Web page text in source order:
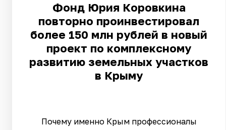
Фонд Юрия Коровкина
повторно проинвестировал
более 150 млн рублей в новый
проект по комплексному
развитию земельных участков
в Крыму
Почему именно Крым профессионалы